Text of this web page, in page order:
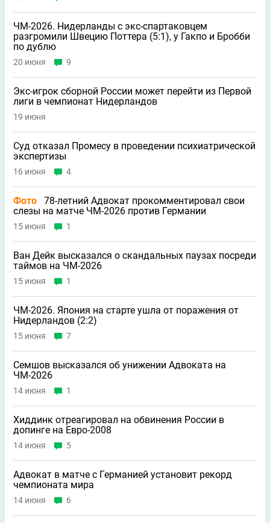
ЧМ-2026. Нидерланды с экс-спартаковцем
разгромили Швецию Поттера (5:1), у Гакпо и Бробби
по дублю
20 июня 9
Экс-игрок сборной России может перейти из Первой
лиги в чемпионат Нидерландов
19 июня
Суд отказал Промесу в проведении психиатрической
экспертизы
16 июня 4
Фото
78-летний Адвокат прокомментировал свои
слезы на матче ЧМ-2026 против Германии
15 июня 1
Ван Дейк высказался о скандальных паузах посреди
таймов на ЧМ-2026
15 июня 1
ЧМ-2026. Япония на старте ушла от поражения от
Нидерландов (2:2)
15 июня 7
Семшов высказался об унижении Адвоката на
ЧМ-2026
14 июня 1
Хиддинк отреагировал на обвинения России в
допинге на Евро-2008
14 июня 5
Адвокат в матче с Германией установит рекорд
чемпионата мира
14 июня 6